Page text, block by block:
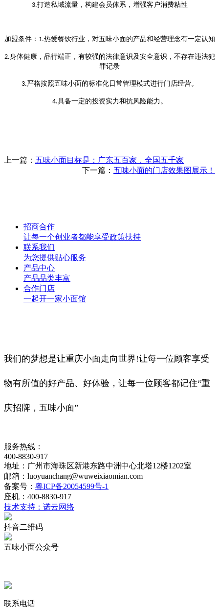
3.打造私域流量，构建会员体系，增强客户消费粘性
加盟条件： 1.热爱餐饮行业，对五味小面的产品和经营理念有一定认知
2.身体健康，品行端正，有较强的法律意识及安全意识，不存在违法犯
罪记录
3.严格按照五味小面的标准化日常管理模式进行门店经营。
4.具备一定的投资实力和抗风险能力。
上一篇： 五味小面目标是：广东五百家，全国五千家
下一篇： 五味小面的门店效果图展示！
招商合作
让每一个创业者都能享受政策扶持
联系我们
为您提供贴心服务
产品中心
产品品类丰富
合作门店
一起开一家小面馆
我们的梦想是让重庆小面走向世界!让每一位顾客享受
物有所值的好产品、好体验，让每一位顾客都记住“重
庆招牌，五味小面”
服务热线：
400-8830-917
地址：广州市海珠区新港东路中洲中心北塔12楼1202室
邮箱：luoyuanchang@wuweixiaomian.com
备案号： 粤ICP备20054599号-1
座机：400-8830-917
技术支持：诺云网络
抖音二维码
五味小面公众号
联系电话